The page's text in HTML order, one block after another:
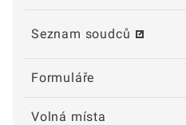
Seznam soudců
Formuláře
Volná místa